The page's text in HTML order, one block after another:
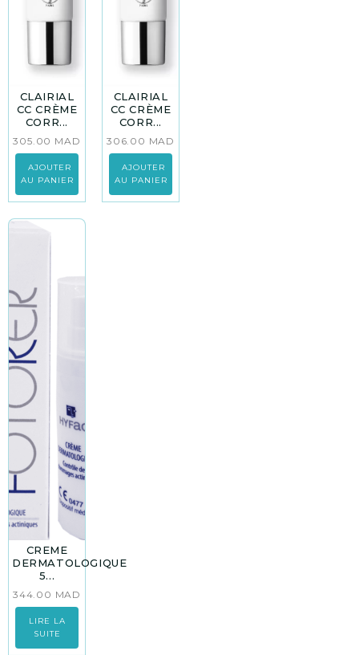
CLAIRIAL
CC CRÈME
CORR...
305.00 MAD
AJOUTER
AU PANIER
CLAIRIAL
CC CRÈME
CORR...
306.00 MAD
AJOUTER
AU PANIER
CREME
DERMATOLOGIQUE
5...
344.00 MAD
LIRE LA
SUITE